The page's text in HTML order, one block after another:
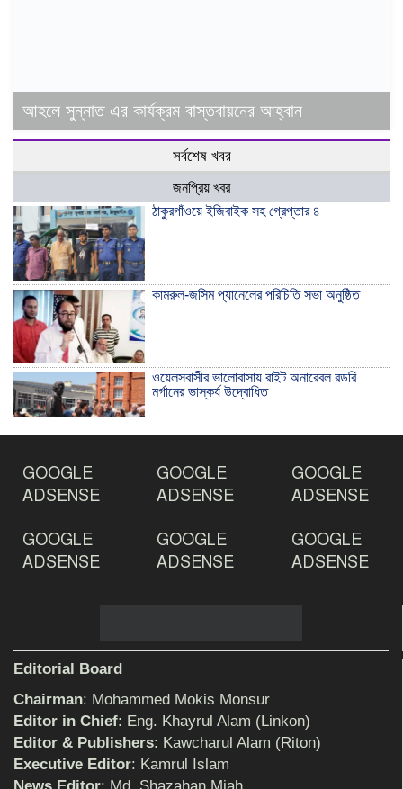
আহলে সুন্নাত এর কার্যক্রম বাস্তবায়নের আহ্বান
সর্বশেষ খবর
জনপ্রিয় খবর
ঠাকুরগাঁওয়ে ইজিবাইক সহ গ্রেপ্তার ৪
কামরুল-জসিম প্যানেলের পরিচিতি সভা অনুষ্ঠিত
ওয়েলসবাসীর ভালোবাসায় রাইট অনারেবল রডরি
মর্গানের ভাস্কর্য উদ্বোধিত
দেশ রক্ষায় প্রগতিশীল সাংবাদিকদের ভুমিকা গুরুত্বপূর্ণ
-মহিবুল হাসান চৌধুরী
শিক্ষিকার ওপর হামলাকারীদের গ্রেফতারের দাবিতে
মানববন্ধন অনুষ্ঠিত
GOOGLE
ADSENSE
GOOGLE
ADSENSE
GOOGLE
ADSENSE
GOOGLE
ADSENSE
GOOGLE
ADSENSE
GOOGLE
ADSENSE
Editorial Board
Chairman: Mohammed Mokis Monsur
Editor in Chief: Eng. Khayrul Alam (Linkon)